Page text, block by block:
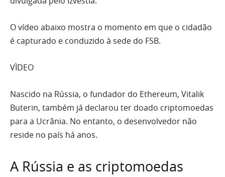
O vídeo abaixo mostra o momento em que o cidadão
é capturado e conduzido à sede do FSB.
VÌDEO
Nascido na Rússia, o fundador do Ethereum, Vitalik
Buterin, também já declarou ter doado criptomoedas
para a Ucrânia. No entanto, o desenvolvedor não
reside no país há anos.
A Rússia e as criptomoedas